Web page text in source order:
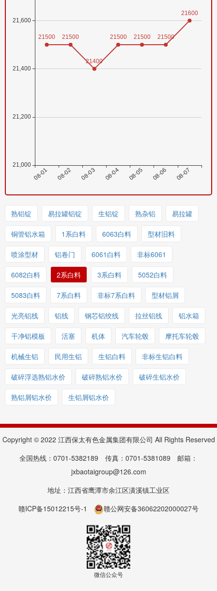
熟铝锭 易拉罐铝锭 生铝锭 熟杂铝 易拉罐
铜管铝水箱 1系白料 6063白料 型材旧料
喷涂型材 铝卷门 6061白料 非标6061
6082白料 2系白料 3系白料 5052白料
5083白料 7系白料 非标7系白料 型材铝屑
光亮铝线 铝线 钢芯铝绞线 拉丝铝线 铝水箱
干净铝模板 活塞 机体 汽车轮毂 摩托车轮毂
机械生铝 民用生铝 生铝白料 非标生铝白料
破碎浮选熟铝水价 破碎熟铝水价 破碎生铝水价
熟铝屑铝水价 生铝屑铝水价
Copyright © 2022 江西保太有色金属集团有限公司 All Rights Reserved
全国热线：0701-5382189 传真：0701-5381089 邮箱：
jxbaotaigroup@126.com
地址：江西省鹰潭市余江区潢溪镇工业区
赣ICP备15012215号-1
赣公网安备36062202000027号
微信公众号